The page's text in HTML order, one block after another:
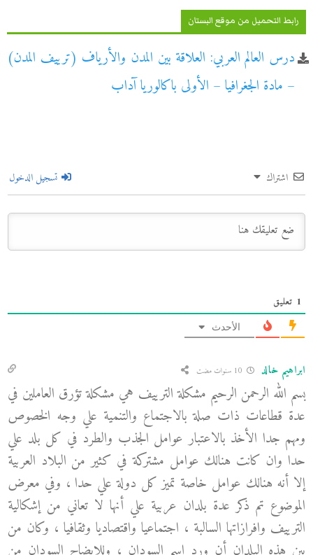
رابط التحميل من موقع البستان
درس العالم العربي: العلاقة بين المدن والأرياف (ترييف المدن)
– مادة الجغرافيا – الأولى باكالوريا آداب
اشتراك تسجيل الدخول
1 تعليق
الأحدث
ابراهيم خالد 10 سنوات مضت
بسم الله الرحمن الرحيم مشكلة الترييف هي مشكلة تؤرق العاملين في
عدة قطاعات ذات صلة بالاجتماع والتنمية علي وجه الخصوص
ومهم جدا الأخذ بالاعتبار عوامل الجذب والطرد في كل بلد علي
حدا وان كانت هنالك عوامل مشتركة في كثير من البلاد العربية
إلا أنه هنالك عوامل خاصة تميز كل دولة علي حدا ، وفي معرض
الموضوع تم ذكر عدة بلدان عربية علي أنها لا تعاني من إشكالية
الترييف وافرازاتها السالبة ، اجتماعيا واقتصاديا وثقافيا ، وكان من